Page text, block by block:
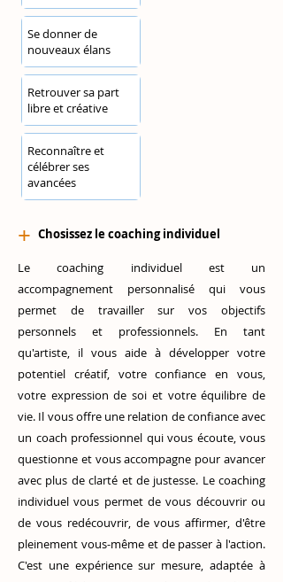
Se donner de
nouveaux élans
Retrouver sa part
libre et créative
Reconnaître et
célébrer ses
avancées
+ Chosissez le coaching individuel
Le coaching individuel est un
accompagnement personnalisé qui vous
permet de travailler sur vos objectifs
personnels et professionnels. En tant
qu'artiste, il vous aide à développer votre
potentiel créatif, votre confiance en vous,
votre expression de soi et votre équilibre de
vie. Il vous offre une relation de confiance avec
un coach professionnel qui vous écoute, vous
questionne et vous accompagne pour avancer
avec plus de clarté et de justesse. Le coaching
individuel vous permet de vous découvrir ou
de vous redécouvrir, de vous affirmer, d'être
pleinement vous-même et de passer à l'action.
C'est une expérience sur mesure, adaptée à